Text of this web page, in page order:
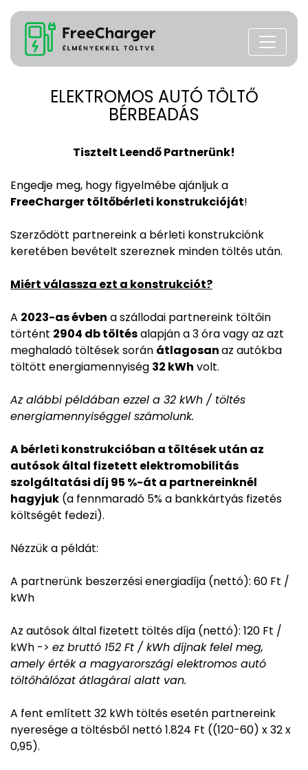
ELEKTROMOS AUTÓ TÖLTŐ
BÉRBEADÁS
Tisztelt Leendő Partnerünk!
Engedje meg, hogy figyelmébe ajánljuk a
FreeCharger töltőbérleti konstrukcióját!
Szerződött partnereink a bérleti konstrukciónk
keretében bevételt szereznek minden töltés után.
Miért válassza ezt a konstrukciót?
A 2023-as évben a szállodai partnereink töltőin
történt 2904 db töltésalapján a 3 óra vagy az azt
meghaladó töltések során átlagosanaz autókba
töltött energiamennyiség 32 kWh volt.
Az alábbi példában ezzel a 32 kWh / töltés
energiamennyiséggel számolunk.
A bérleti konstrukcióban a töltések után az
autósok által fizetett elektromobilitás
szolgáltatási díj 95 %-át a partnereinknél
hagyjuk (a fennmaradó 5% a bankkártyás fizetés
költségét fedezi).
Nézzük a példát:
A partnerünk beszerzési energiadíja (nettó): 60 Ft /
kWh
Az autósok által fizetett töltés díja (nettó): 120 Ft /
kWh -> ez bruttó 152 Ft / kWh díjnak felel meg,
amely érték a magyarországi elektromos autó
töltőhálózat átlagárai alatt van.
A fent említett 32 kWh töltés esetén partnereink
nyeresége a töltésből nettó 1.824 Ft ((120-60) x 32 x
0,95).